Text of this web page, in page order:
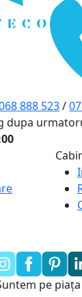
888 523/
dupa
pe